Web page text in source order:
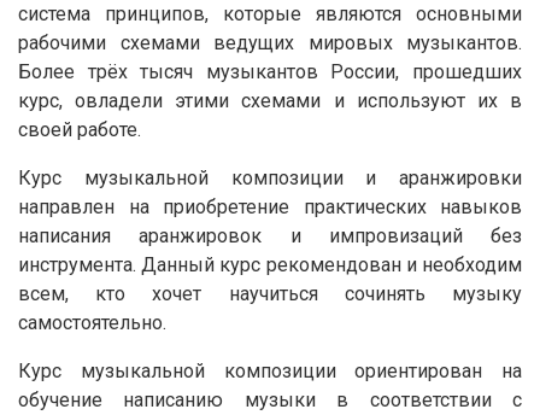
система принципов, которые являются основными
рабочими схемами ведущих мировых музыкантов.
Более трёх тысяч музыкантов России, прошедших
курс, овладели этими схемами и используют их в
своей работе.
Курс музыкальной композиции и аранжировки
направлен на приобретение практических навыков
написания аранжировок и импровизаций без
инструмента. Данный курс рекомендован и необходим
всем, кто хочет научиться сочинять музыку
самостоятельно.
Курс музыкальной композиции ориентирован на
обучение написанию музыки в соответствии с